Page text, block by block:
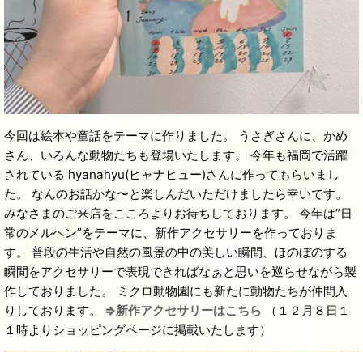
今回は絵本や童話をテーマに作りました。 うさぎさんに、かめ
さん、いろんな動物たちも登場いたします。 今年も福岡で活躍
されている hyanahyu(ヒャナヒュー)さんに作ってもらいまし
た。 なんのお話かな〜と楽しんだいただけましたら幸いです。
みなさまのご来店をこころよりお待ちしております。 今年は”日
常のメルヘン”をテーマに、新作アクセサリーを作っておりま
す。 普段の生活や自然の風景の中の美しい瞬間、ほのぼのする
瞬間をアクセサリーで表現できればなぁと思いを巡らせながら製
作しておりました。 ミクロ動物園にも新たに動物たちが仲間入
りしております。
⇒新作アクセサリーはこちら （１２月８日１
１時よりショッピングページに掲載いたします）